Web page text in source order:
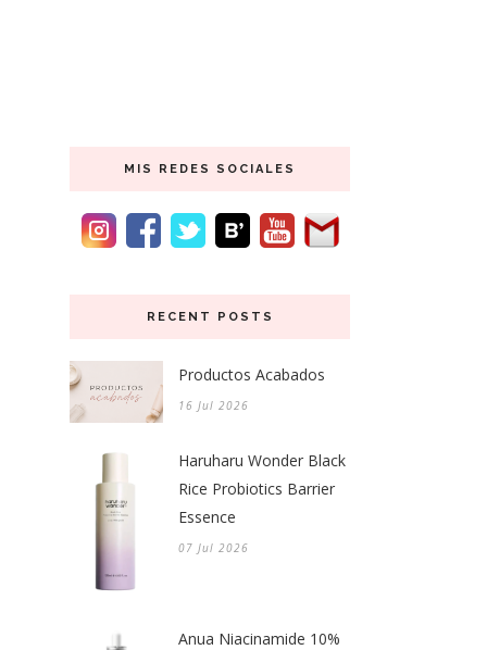
MIS REDES SOCIALES
RECENT POSTS
Productos Acabados
16 Jul 2026
Haruharu Wonder Black
Rice Probiotics Barrier
Essence
07 Jul 2026
Anua Niacinamide 10%